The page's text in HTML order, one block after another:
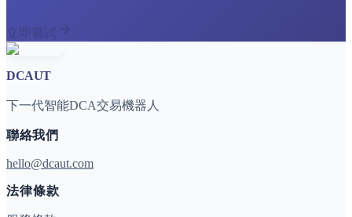
立即嘗試
DCAUT
下一代智能DCA交易機器人
聯絡我們
hello@dcaut.com
法律條款